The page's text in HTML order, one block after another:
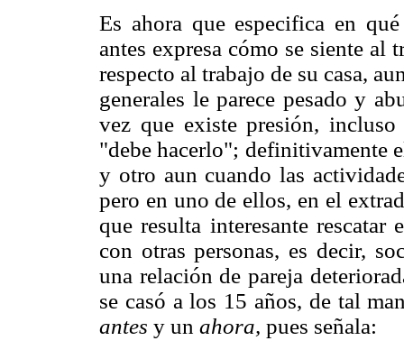
Es ahora que especifica en
antes expresa cómo se siente
respecto al trabajo de su casa,
generales le parece pesado y
vez que existe presión,
"debe hacerlo"; definitivamente
y otro aun cuando las
pero en uno de ellos, en el
que resulta interesante
con otras personas, es decir,
una relación de pareja
se casó a los 15 años, de tal
antes y un ahora, pues señala: